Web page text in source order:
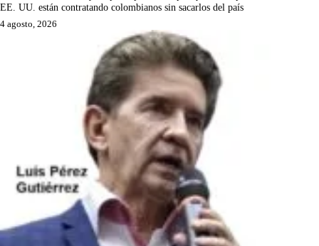
EE. UU. están contratando colombianos sin sacarlos del país
4 agosto, 2026